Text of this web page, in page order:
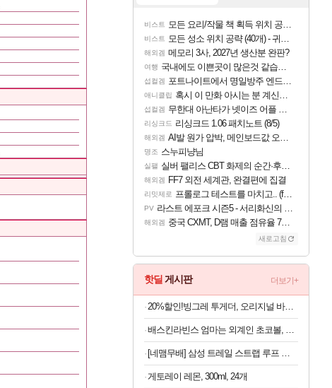
비스트 모든 요리/작물 책 획득 위치 공략 (36개) - 미식가 도전과제
비스트 모든 성소 위치 공략 (40개) - 귀환한 영혼 도전과제
해외겜 메모리 3사, 2027년 생산분 완판?
여행 국내에도 이쁜곳이 많은것 같습니다
섭컬겜 포트나이트에서 명일방주 엔드필드 [펠리카] 판매 예정
애니클립 혹시 이 만화 아시는 분 계신가요
섭컬겜 무한대 아난타가 넷이즈 어플 달력에 일정 등록
리싱크드 리싱크드 1.06 패치노트 (8/5)
해외겜 AI발 원가 압박, 메인보드값 오르나
명조 스누피냥님
실팰 실버 팰리스 CBT 화제의 순간·후기 모음
해외겜 FF7 외전 세계관, 완결편에 집결
리밋제로 프롤로그 테스트를 마치고.. (feat. 리아)
PV 라스트 에포크 시즌5 - 서리화신의 분노 티저
해외겜 중국 CXMT, D램 매출 점유율 7%…글로벌 4위로 부상
새로고침
핫딜 게시판 더보기+
20%할인!빙그레 투게더, 오리지널 바닐라, 270ml, 8개
배스킨라빈스 엄마는 외계인 초코볼, 32g, 6개입, 2개
[네맴무배] 삼성 트레일 스트랩 루프 밴드 블루, 갤럭시 워치 울트라 2-1, 47mm
게토레이 레몬, 300ml, 24개